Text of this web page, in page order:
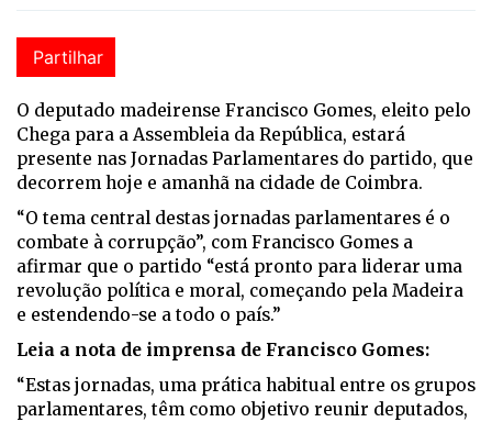
Partilhar
O deputado madeirense Francisco Gomes, eleito pelo
Chega para a Assembleia da República, estará
presente nas Jornadas Parlamentares do partido, que
decorrem hoje e amanhã na cidade de Coimbra.
“O tema central destas jornadas parlamentares é o
combate à corrupção”, com Francisco Gomes a
afirmar que o partido “está pronto para liderar uma
revolução política e moral, começando pela Madeira
e estendendo-se a todo o país.”
Leia a nota de imprensa de Francisco Gomes:
“Estas jornadas, uma prática habitual entre os grupos
parlamentares, têm como objetivo reunir deputados,